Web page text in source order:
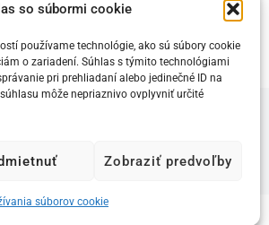
so súbormi cookie
používame technológie, ako sú súbory cookie
o zariadení. Súhlas s týmito technológiami
pri prehliadaní alebo jedinečné ID na
môže nepriaznivo ovplyvniť určité
Zobraziť predvoľby
súborov cookie
spravuje:Nadácia LEDka